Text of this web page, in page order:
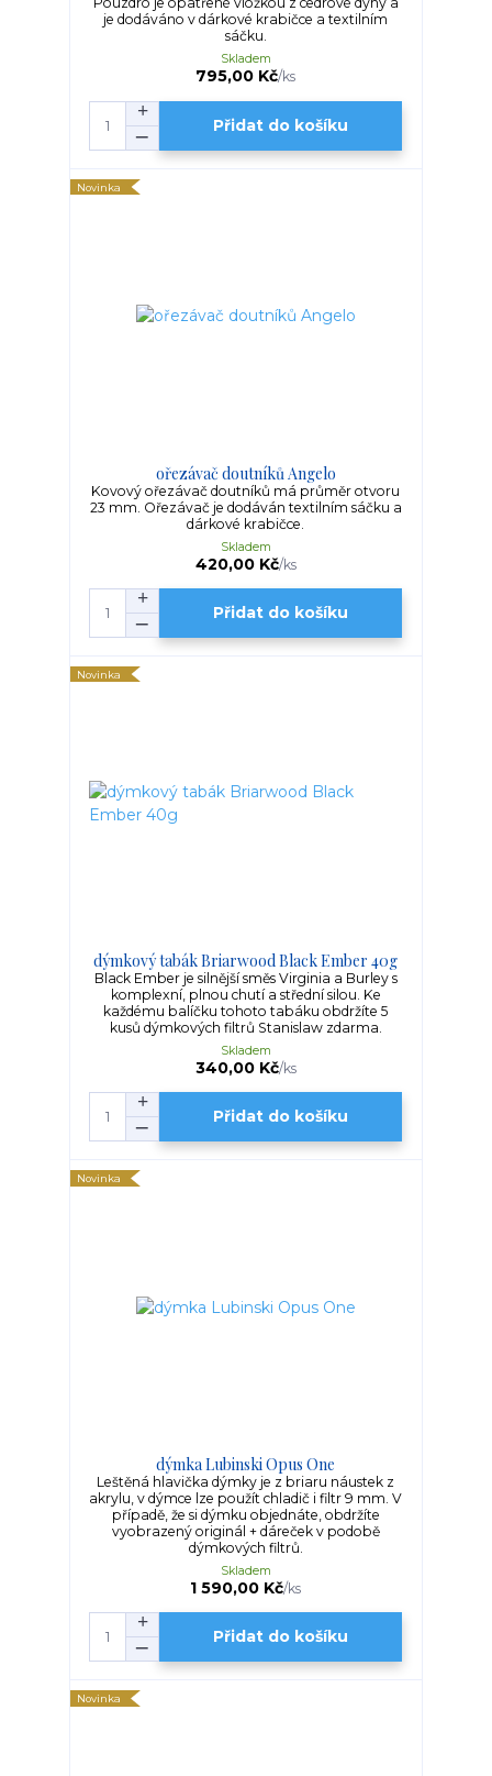
je dodáváno v dárkové krabičce a textilním
sáčku.
795,00 Kč/ks
Skladem
Přidat do košíku
Novinka
ořezávač doutníků Angelo
Kovový ořezávač doutníků má průměr otvoru
23 mm. Ořezávač je dodáván textilním sáčku a
dárkové krabičce.
420,00 Kč/ks
Skladem
Přidat do košíku
Novinka
dýmkový tabák Briarwood Black Ember 40g
Black Ember je silnější směs Virginia a Burley s
komplexní, plnou chutí a střední silou. Ke
každému balíčku tohoto tabáku obdržíte 5
kusů dýmkových filtrů Stanislaw zdarma.
340,00 Kč/ks
Skladem
Přidat do košíku
Novinka
dýmka Lubinski Opus One
Leštěná hlavička dýmky je z briaru náustek z
akrylu, v dýmce lze použít chladič i filtr 9 mm. V
případě, že si dýmku objednáte, obdržíte
vyobrazený originál + dáreček v podobě
dýmkových filtrů.
1 590,00 Kč/ks
Skladem
Přidat do košíku
Novinka